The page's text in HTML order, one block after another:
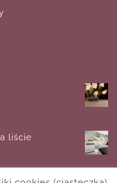
liście